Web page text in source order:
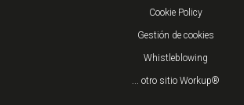
Cookie Policy
Gestión de cookies
Whistleblowing
... otro sitio Workup®